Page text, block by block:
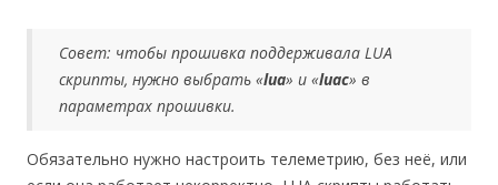
Совет: чтобы прошивка поддерживала LUA
скрипты, нужно выбрать «lua» и «luac» в
параметрах прошивки.
Обязательно нужно настроить телеметрию, без неё, или